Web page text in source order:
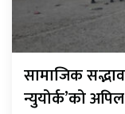
सामाजिक
न्युयोर्क’को अपिल